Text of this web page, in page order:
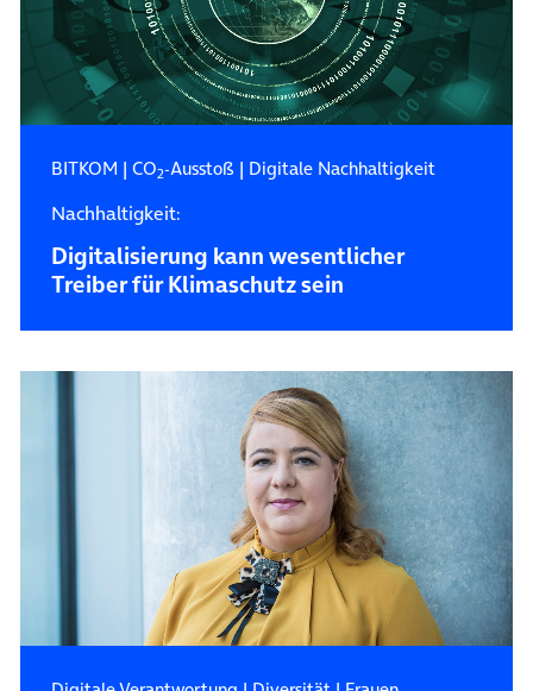
BITKOM | CO2-Ausstoß | Digitale Nachhaltigkeit
Nachhaltigkeit:
Digitalisierung kann wesentlicher
Treiber für Klimaschutz sein